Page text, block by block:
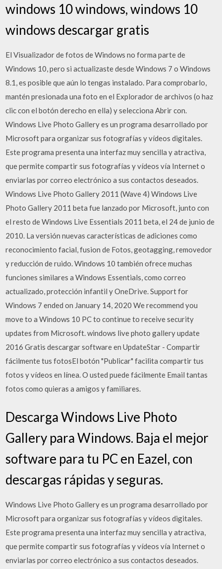
windows 10 windows, windows 10
windows descargar gratis
El Visualizador de fotos de Windows no forma parte de
Windows 10, pero si actualizaste desde Windows 7 o Windows
8.1, es posible que aún lo tengas instalado. Para comprobarlo,
mantén presionada una foto en el Explorador de archivos (o haz
clic con el botón derecho en ella) y selecciona Abrir con.
Windows Live Photo Gallery es un programa desarrollado por
Microsoft para organizar sus fotografías y vídeos digitales.
Este programa presenta una interfaz muy sencilla y atractiva,
que permite compartir sus fotografías y vídeos vía Internet o
enviarlas por correo electrónico a sus contactos deseados.
Windows Live Photo Gallery 2011 (Wave 4) Windows Live
Photo Gallery 2011 beta fue lanzado por Microsoft, junto con
el resto de Windows Live Essentials 2011 beta, el 24 de junio de
2010. La versión nuevas características de adiciones como
reconocimiento facial, fusion de Fotos, geotagging, removedor
y reducción de ruido. Windows 10 también ofrece muchas
funciones similares a Windows Essentials, como correo
actualizado, protección infantil y OneDrive. Support for
Windows 7 ended on January 14, 2020 We recommend you
move to a Windows 10 PC to continue to receive security
updates from Microsoft. windows live photo gallery update
2016 Gratis descargar software en UpdateStar - Compartir
fácilmente tus fotosEl botón "Publicar" facilita compartir tus
fotos y vídeos en línea. O usted puede fácilmente Email tantas
fotos como quieras a amigos y familiares.
Descarga Windows Live Photo
Gallery para Windows. Baja el mejor
software para tu PC en Eazel, con
descargas rápidas y seguras.
Windows Live Photo Gallery es un programa desarrollado por
Microsoft para organizar sus fotografías y vídeos digitales.
Este programa presenta una interfaz muy sencilla y atractiva,
que permite compartir sus fotografías y vídeos vía Internet o
enviarlas por correo electrónico a sus contactos deseados.